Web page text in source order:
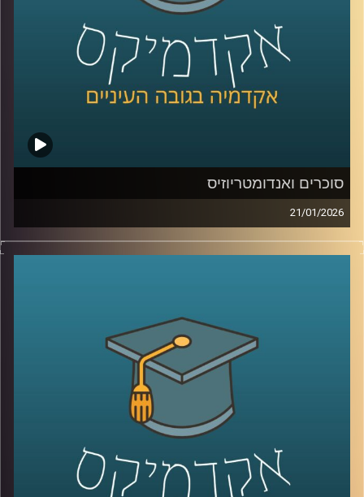
קרדיט תמונות:
AudioVersity
סוכרים ואנדומטריוזיס
21/01/2026
כשאנחנו חושבים על מחלות קשות כמו סרטן, אנחנו בדרך
כלל מדמיינים מוטציות, גנים ואולי גם כימותרפיה. אבל יש
שמצליח להתחמק. זו שכבת הסוכרים, שרשראות זעירות
שעוטפות את התאים שלנו, כמו סוג של “תעודת זהות”
ביולוגית. כשהתעודה הזו משתנה, זה יכול להופיע בסרטן, אבל
זה יכול להופיע גם במחלות אחרות, למשל אנדומטריוזיס, מחלה
נפוצה וכואבת שלפעמים לוקח שנים עד שמקבלים עליה
אבחנה. והשאלה המרתקת היא האם אפשר לקחת את השינויים
האלה על פני התא ולהפוך אותם לשפה חדשה של רפואה, גם
לאבחון מוקדם יותר וגם לטיפול מדויק יותר.
היום בפרק אנחנו נכנסים לעולם הזה, עולם הגליקוביולוגיה
התרגומית, ונשאל איך הופכים שינוי קטן על פני תא לכלי